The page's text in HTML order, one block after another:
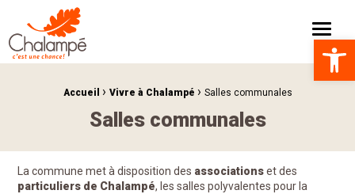
Ouvrir
Mairie de Chalampé C'est une chance !
Menu
Fil d'Ariane :Accueil › Vivre à Chalampé › Salles communales
Salles communales
La commune met à disposition des associationset des
particuliers de Chalampé, les salles polyvalentes pour la